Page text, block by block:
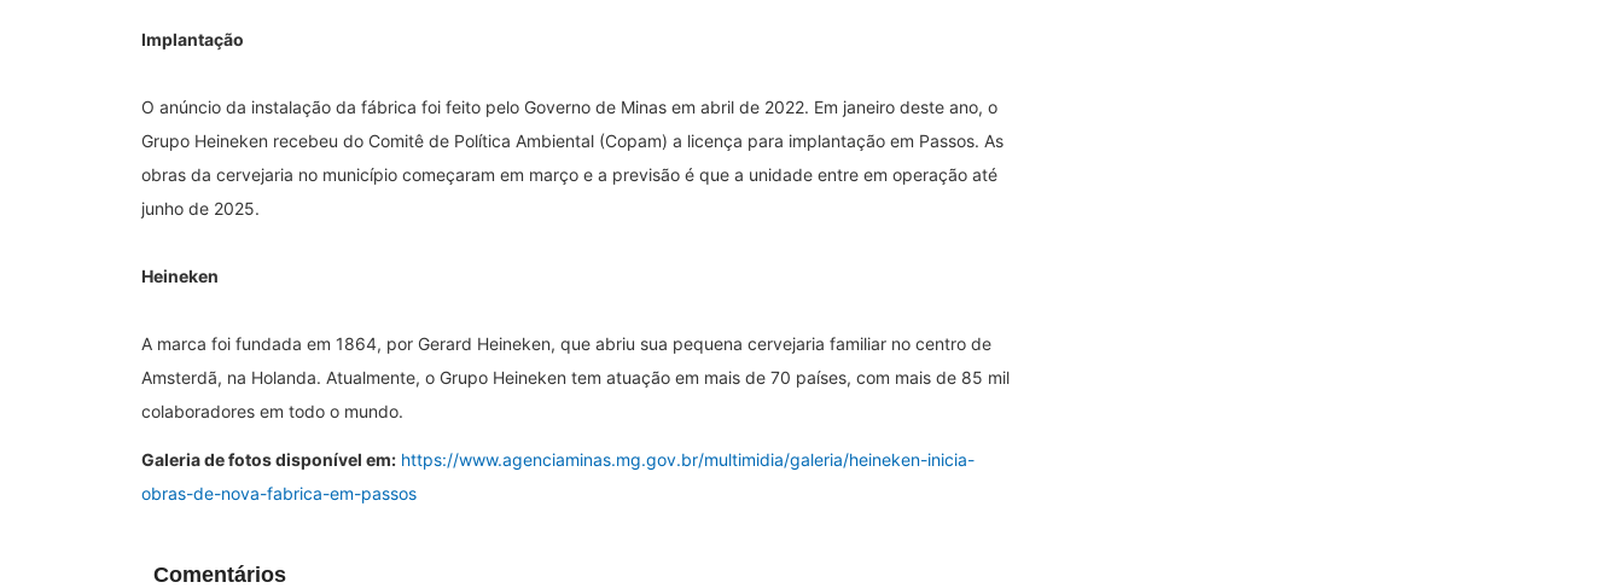
Implantação
O anúncio da instalação da fábrica foi feito pelo Governo de Minas em abril de 2022. Em janeiro deste ano, o
Grupo Heineken recebeu do Comitê de Política Ambiental (Copam) a licença para implantação em Passos. As
obras da cervejaria no município começaram em março e a previsão é que a unidade entre em operação até
junho de 2025.
Heineken
A marca foi fundada em 1864, por Gerard Heineken, que abriu sua pequena cervejaria familiar no centro de
Amsterdã, na Holanda. Atualmente, o Grupo Heineken tem atuação em mais de 70 países, com mais de 85 mil
colaboradores em todo o mundo.
Galeria de fotos disponível em: https://www.agenciaminas.mg.gov.br/multimidia/galeria/heineken-inicia-
obras-de-nova-fabrica-em-passos
Comentários